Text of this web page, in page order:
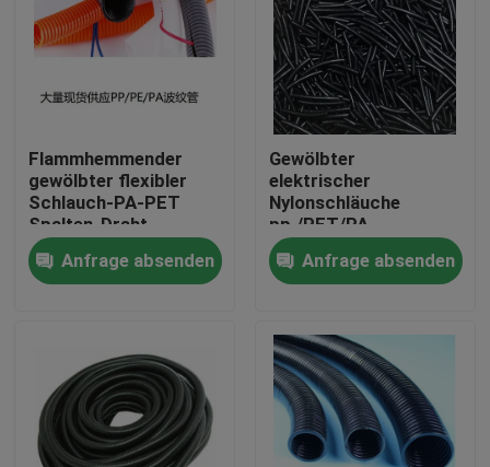
Produkte
Über uns
Flammhemmender
gewölbter flexibler
Schlauch-PA-PET
Spalten-Draht-
Webstuhl-Schläuche
Anfrage absenden
Gewölbter
elektrischer
Nylonschläuche
pp./PET/PA
Materialärmel
Anfrage absenden